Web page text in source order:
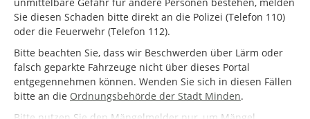
Sie diesen Schaden bitte direkt an die Polizei (Telefon 110)
oder die Feuerwehr (Telefon 112).
Bitte beachten Sie, dass wir Beschwerden über Lärm oder
falsch geparkte Fahrzeuge nicht über dieses Portal
entgegennehmen können. Wenden Sie sich in diesen Fällen
bitte an die Ordnungsbehörde der Stadt Minden.